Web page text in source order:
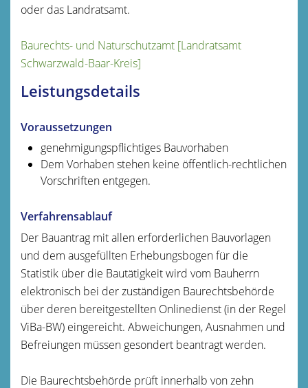
oder das Landratsamt.
Baurechts- und Naturschutzamt [Landratsamt
Schwarzwald-Baar-Kreis]
Leistungsdetails
Voraussetzungen
genehmigungspflichtiges Bauvorhaben
Dem Vorhaben stehen keine öffentlich-rechtlichen
Vorschriften entgegen.
Verfahrensablauf
Der Bauantrag mit allen erforderlichen Bauvorlagen
und dem ausgefüllten Erhebungsbogen für die
Statistik über die Bautätigkeit wird vom Bauherrn
elektronisch bei der zuständigen Baurechtsbehörde
über deren bereitgestellten Onlinedienst (in der Regel
ViBa-BW) eingereicht. Abweichungen, Ausnahmen und
Befreiungen müssen gesondert beantragt werden.
Die Baurechtsbehörde prüft innerhalb von zehn